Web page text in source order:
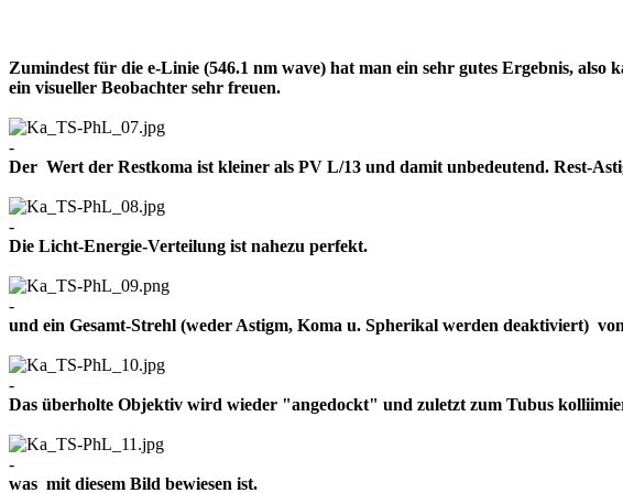
Zumindest für die e-Linie (546.1 nm wave) hat man ein sehr gutes Ergebnis,
ein visueller Beobachter sehr freuen.
-
Der Wert der Restkoma ist kleiner als PV L/13 und damit unbedeutend.
-
Die Licht-Energie-Verteilung ist nahezu perfekt.
-
und ein Gesamt-Strehl (weder Astigm, Koma u. Spherikal werden deaktiviert)
-
Das überholte Objektiv wird wieder "angedockt" und zuletzt zum Tubus
-
was mit diesem Bild bewiesen ist.